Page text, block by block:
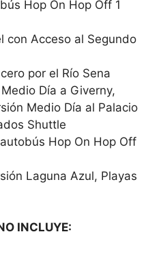
Hop On Hop Off 1
con Acceso al Segundo
por el Río Sena
Día a Giverny,
Medio Día al Palacio
Shuttle
Hop On Hop Off
Laguna Azul, Playas
INCLUYE: